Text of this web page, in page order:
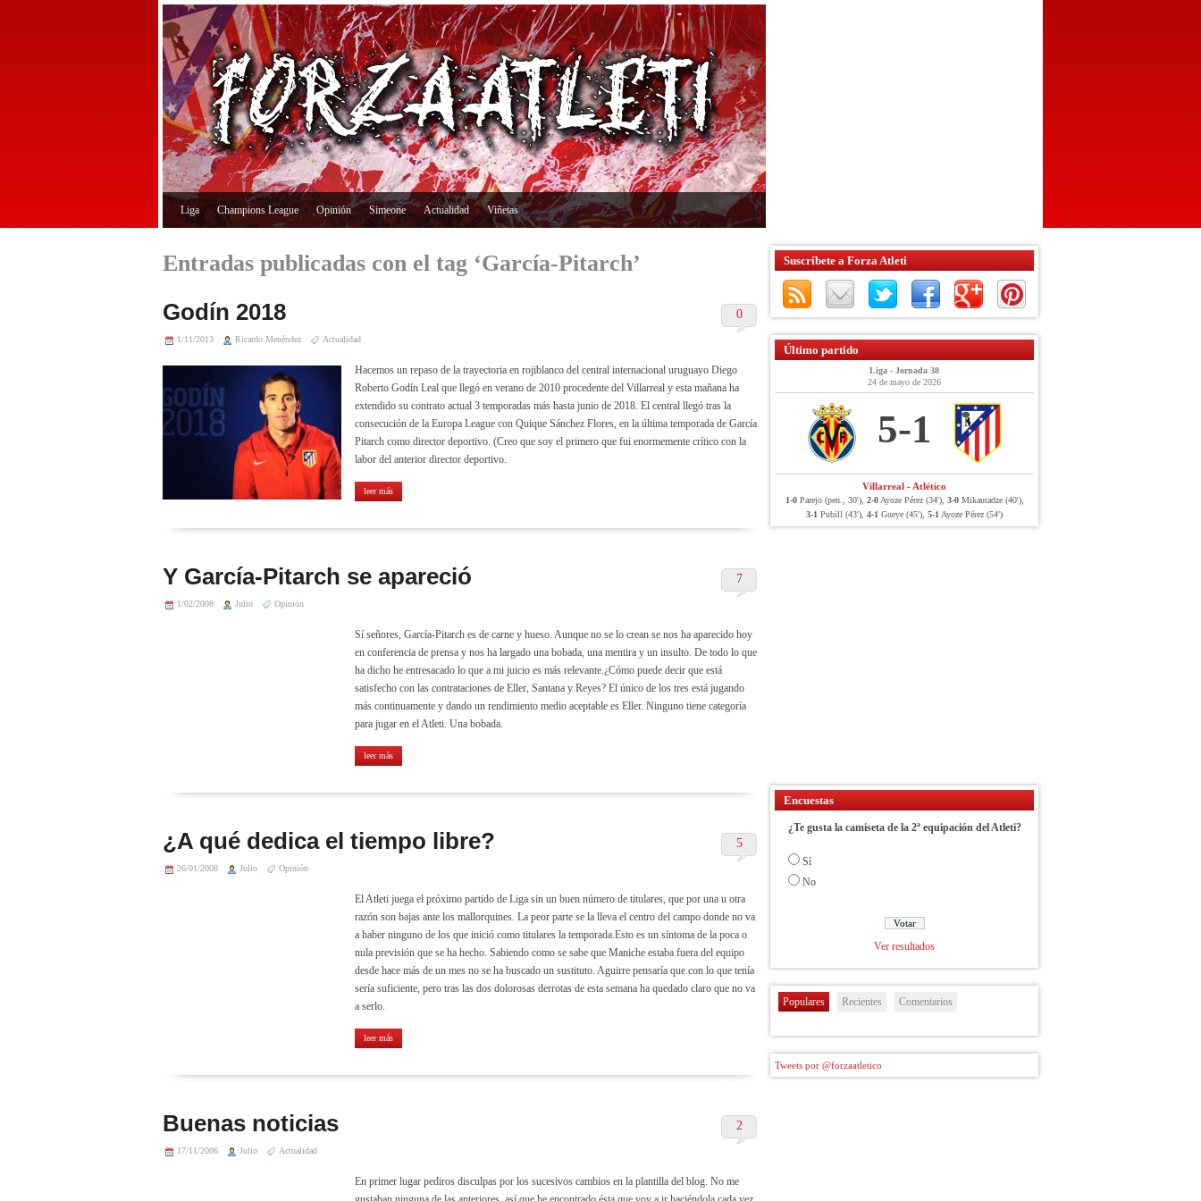
Liga Champions League Opinión Simeone Actualidad Viñetas
Entradas publicadas con el tag ‘García-Pitarch’
0
Godín 2018
1/11/2013 Ricardo Menéndez Actualidad
Hacemos un repaso de la trayectoria en rojiblanco del central internacional uruguayo Diego
Roberto Godín Leal que llegó en verano de 2010 procedente del Villarreal y esta mañana ha
extendido su contrato actual 3 temporadas más hasta junio de 2018. El central llegó tras la
consecución de la Europa League con Quique Sánchez Flores, en la última temporada de García
Pitarch como director deportivo. (Creo que soy el primero que fui enormemente crítico con la
labor del anterior director deportivo.
leer más
7
Y García-Pitarch se apareció
1/02/2008 Julio Opinión
Sí señores, García-Pitarch es de carne y hueso. Aunque no se lo crean se nos ha aparecido hoy
en conferencia de prensa y nos ha largado una bobada, una mentira y un insulto. De todo lo que
ha dicho he entresacado lo que a mi juicio es más relevante.¿Cómo puede decir que está
satisfecho con las contrataciones de Eller, Santana y Reyes? El único de los tres está jugando
más continuamente y dando un rendimiento medio aceptable es Eller. Ninguno tiene categoría
para jugar en el Atleti. Una bobada.
leer más
5
¿A qué dedica el tiempo libre?
26/01/2008 Julio Opinión
El Atleti juega el próximo partido de Liga sin un buen número de titulares, que por una u otra
razón son bajas ante los mallorquines. La peor parte se la lleva el centro del campo donde no va
a haber ninguno de los que inició como titulares la temporada.Esto es un síntoma de la poca o
nula previsión que se ha hecho. Sabiendo como se sabe que Maniche estaba fuera del equipo
desde hace más de un mes no se ha buscado un sustituto. Aguirre pensaría que con lo que tenía
sería suficiente, pero tras las dos dolorosas derrotas de esta semana ha quedado claro que no va
a serlo.
leer más
2
Buenas noticias
17/11/2006 Julio Actualidad
En primer lugar pediros disculpas por los sucesivos cambios en la plantilla del blog. No me
Suscríbete a Forza Atleti
Último partido
Liga - Jornada 38
24 de mayo de 2026
5-1
Villarreal - Atlético
1-0Parejo (pen., 30'), 2-0Ayoze Pérez (34'), 3-0Mikautadze (40'),
3-1 Pubill (43'), 4-1 Gueye (45'), 5-1 Ayoze Pérez (54')
Encuestas
¿Te gusta la camiseta de la 2ª equipación del Atleti?
Sí
No
Ver resultados
Populares Recientes Comentarios
Tweets por @forzaatletico